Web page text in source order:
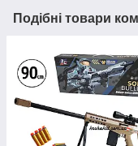
Подібні товари